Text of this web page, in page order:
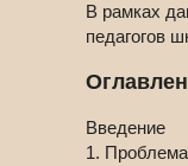
В рамках
педагогов
Введение
1.